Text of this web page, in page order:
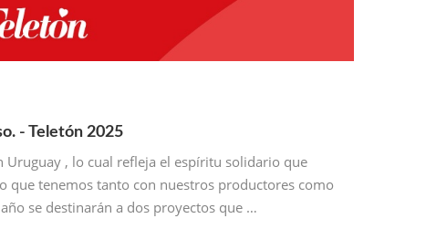
- Teletón 2025
Uruguay , lo cual refleja el espíritu solidario que
que tenemos tanto con nuestros productores como
se destinarán a dos proyectos que …